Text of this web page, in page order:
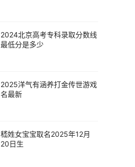
2024北京高考专科录取分数线
最低分是多少
2025洋气有涵养打金传世游戏
名最新
嵇姓女宝宝取名2025年12月
20日生